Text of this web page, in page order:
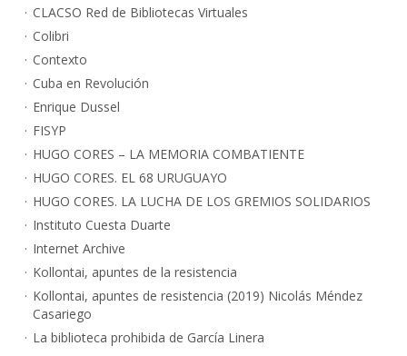
CLACSO Red de Bibliotecas Virtuales
Colibri
Contexto
Cuba en Revolución
Enrique Dussel
FISYP
HUGO CORES – LA MEMORIA COMBATIENTE
HUGO CORES. EL 68 URUGUAYO
HUGO CORES. LA LUCHA DE LOS GREMIOS SOLIDARIOS
Instituto Cuesta Duarte
Internet Archive
Kollontai, apuntes de la resistencia
Kollontai, apuntes de resistencia (2019) Nicolás Méndez
Casariego
La biblioteca prohibida de García Linera